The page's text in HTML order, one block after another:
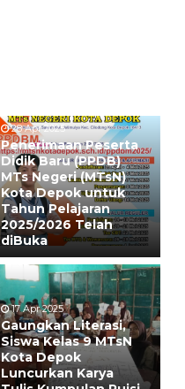
28 Apr 2025
Penerimaan Peserta
Didik Baru (PPDB)
MTs Negeri (MTsN)
Kota Depok untuk
Tahun Pelajaran
2025/2026 Telah
diBuka
17 Apr 2025
Gaungkan Literasi,
Siswa Kelas 9 MTsN
Kota Depok
Luncurkan Karya